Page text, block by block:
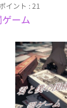
イント : 21
ーム